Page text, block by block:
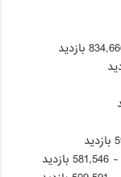
- 581,546 بازدید